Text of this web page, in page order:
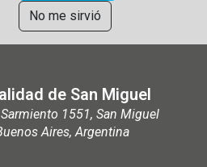
No me sirvió
de San Miguel
1551, San Miguel
Aires, Argentina